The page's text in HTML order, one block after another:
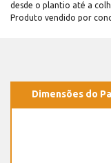
desde o plantio até a
Produto vendido por
Dimensões do